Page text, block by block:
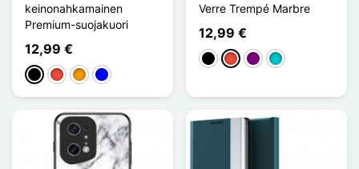
keinonahkamainen
Premium-suojakuori
12,99 €
MustaPunainen
OranssiSininen
Verre Trempé Marbre
12,99 €
MustaPunainen
VioletTurquoise